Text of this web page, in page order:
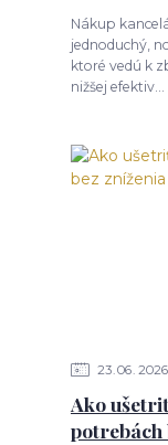
Nákup
jednoduchý,
ktoré vedú k
nižšej efektiv...
23 06 2026
Ako
potrebách